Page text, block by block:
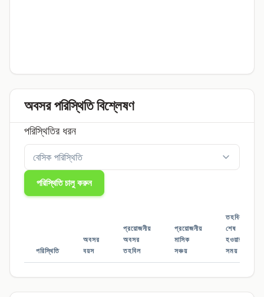
অবসর পরিস্থিতি বিশ্লেষণ
পরিস্থিতির ধরন
পরিস্থিতি চালু করুন
পরিস্থিতি
অবসর
বয়স
প্রয়োজনীয়
অবসর
তহবিল
প্রয়োজনীয়
মাসিক
সঞ্চয়
তহবিল
শেষ
হওয়ার
সময়